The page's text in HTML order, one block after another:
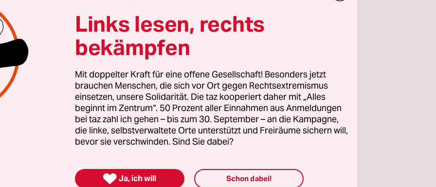
in Warschau. Sie zündeten Grabkerzen für
die noch leben könnte, wenn die Ärzte ihr geholfen hätten.
sie schweigend bis zum Königsschloss, hielten
hoch und Plakate mit Aufschriften wie „Keine
oder „Das hätte auch ich sein können!“. Die
endete mit einer Schweigeminute“ und einer
„Minute des Schreiens“. Sie drückt die Verzweiflung
des völlig sinnlosen Todes einer jungen Frau, den
Polen zu verantworten haben. Das rigidepolnische
macht Schwangerschaftsabbrüche praktisch
Links lesen, rechts
bekämpfen
Mit doppelter Kraft für eine offene Gesellschaft! Besonders jetzt
brauchen Menschen, die sich vor Ort gegen Rechtsextremismus
einsetzen, unsere Solidarität. Die taz kooperiert daher mit „Alles
beginnt im Zentrum“. 50 Prozent aller Einnahmen aus Anmeldungen
bei taz zahl ich gehen – bis zum 30. September – an die Kampagne,
die linke, selbstverwaltete Orte unterstützt und Freiräume sichern will,
bevor sie verschwinden. Sind Sie dabei?
 Ja, ich will Schon dabei!